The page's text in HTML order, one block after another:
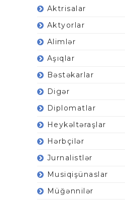
Aktrisalar
Aktyorlar
Alimlər
Aşıqlar
Bəstəkarlar
Digər
Diplomatlar
Heykəltəraşlar
Hərbçilər
Jurnalistlər
Musiqişünaslar
Müğənnilər